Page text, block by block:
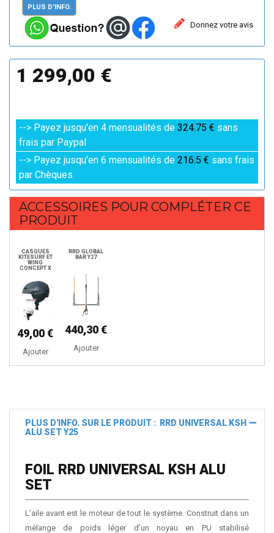
PLUS D'INFO.
Donnez votre avis
1 299,00 €
--> Payez jusqu'en 4 mensualités de 324.75 € sans
frais par Paypal
--> Payez jusqu'en 6 mensualités de 216.5 € sans frais
par Chèques
ACCESSOIRES POUR COMPLÉTER CE
PRODUIT
CASQUES
KITESURF ET
WING
CONCEPT X
49,00 €
Ajouter
RRD GLOBAL
BAR Y27
440,30 €
Ajouter
PLUS D'INFO. SUR LE PRODUIT : RRD UNIVERSAL KSH
ALU SET Y25
FOIL RRD UNIVERSAL KSH ALU
SET
L’aile avant est le moteur de tout le système. Construit dans un
mélange de poids léger d’un noyau en PU stabilisé